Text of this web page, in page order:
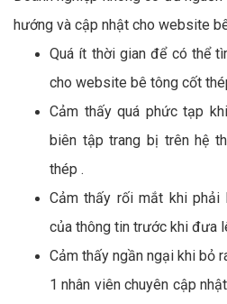
hướng và cập nhật cho website
Quá ít thời gian để có thể
cho website bê tông cốt
Cảm thấy quá phức tạp
biên tập trang bị trên hệ
thép .
Cảm thấy rối mắt khi
của thông tin trước khi đưa
Cảm thấy ngần ngại khi bỏ
1 nhân viên chuyên cập